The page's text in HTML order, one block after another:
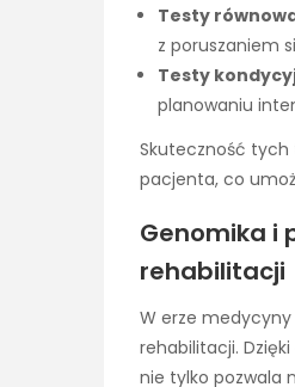
Testy
z poruszaniem
Testy
planowaniu
Skuteczność tych
pacjenta, co
Genomika i
rehabilitacji
W erze
rehabilitacji.
nie tylko pozwala